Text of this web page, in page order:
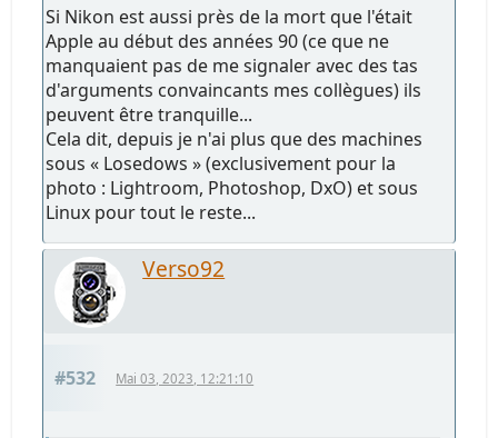
Si Nikon est aussi près de la mort que l'était
Apple au début des années 90 (ce que ne
manquaient pas de me signaler avec des tas
d'arguments convaincants mes collègues) ils
peuvent être tranquille...
Cela dit, depuis je n'ai plus que des machines
sous « Losedows » (exclusivement pour la
photo : Lightroom, Photoshop, DxO) et sous
Linux pour tout le reste...
Verso92
#532 Mai 03, 2023, 12:21:10